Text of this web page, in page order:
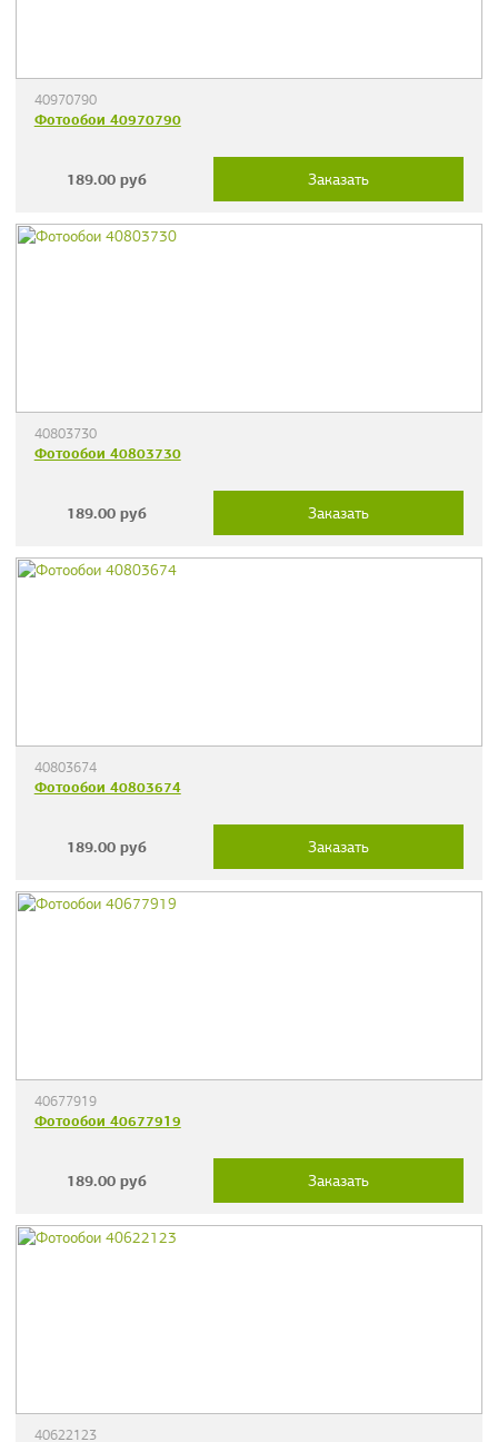
40970790
Фотообои 40970790
189.00 руб Заказать
40803730
Фотообои 40803730
189.00 руб Заказать
40803674
Фотообои 40803674
189.00 руб Заказать
40677919
Фотообои 40677919
189.00 руб Заказать
40622123